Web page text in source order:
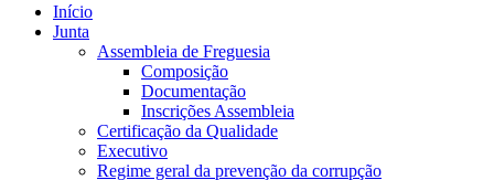
Início
Junta
Assembleia de Freguesia
Composição
Documentação
Inscrições Assembleia
Certificação da Qualidade
Executivo
Regime geral da prevenção da corrupção